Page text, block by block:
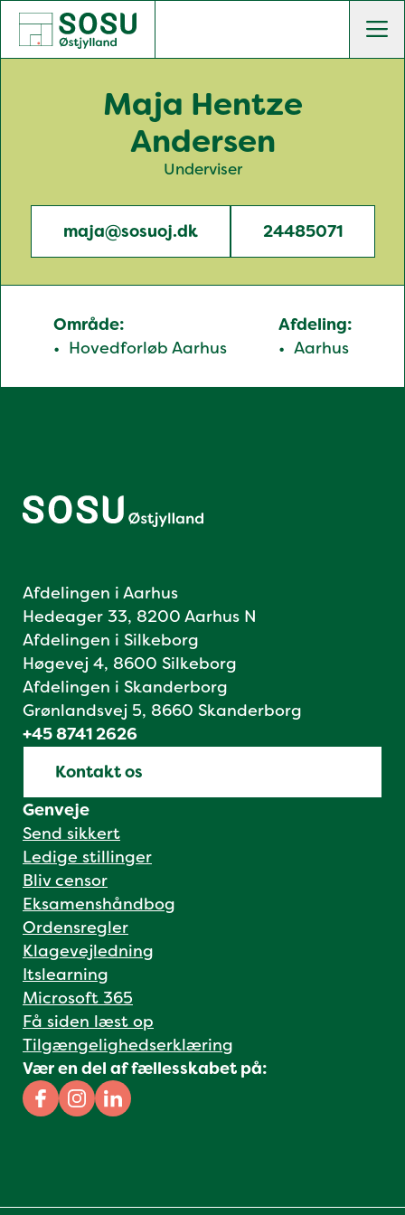
SOSU Østjylland | Gør dig klogere på livet
Maja Hentze
Andersen
Underviser
maja@sosuoj.dk 24485071
Område:
Hovedforløb Aarhus
Afdeling:
Aarhus
Afdelingen i Aarhus
Hedeager 33, 8200 Aarhus N
Afdelingen i Silkeborg
Høgevej 4, 8600 Silkeborg
Afdelingen i Skanderborg
Grønlandsvej 5, 8660 Skanderborg
+45 8741 2626
Kontakt os
Genveje
Send sikkert
Ledige stillinger
Bliv censor
Eksamenshåndbog
Ordensregler
Klagevejledning
Itslearning
Microsoft 365
Få siden læst op
Tilgængelighedserklæring
Vær en del af fællesskabet på:
Facebook
Instagram
Linkedin